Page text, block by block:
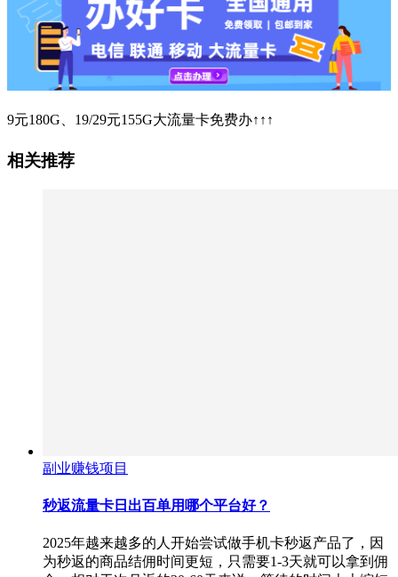
9元180G、19/29元155G大流量卡免费办↑↑↑
相关推荐
副业赚钱项目
秒返流量卡日出百单用哪个平台好？
2025年越来越多的人开始尝试做手机卡秒返产品了，因
为秒返的商品结佣时间更短，只需要1-3天就可以拿到佣